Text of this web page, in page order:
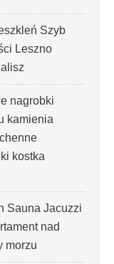
Szyb
Leszno
nagrobki
kamienia
kostka
Sauna Jacuzzi
nad
morzu